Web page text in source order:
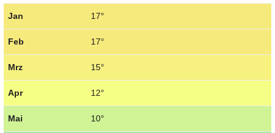
Jan 17°
Feb 17°
Mrz 15°
Apr 12°
Mai 10°